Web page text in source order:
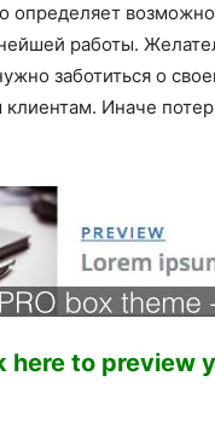
определяет
работы.
заботиться о
Иначе
here to preview